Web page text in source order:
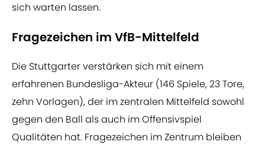
sich warten lassen.
Fragezeichen im VfB-Mittelfeld
Die Stuttgarter verstärken sich mit einem
erfahrenen Bundesliga-Akteur (146 Spiele, 23 Tore,
zehn Vorlagen), der im zentralen Mittelfeld sowohl
gegen den Ball als auch im Offensivspiel
Qualitäten hat. Fragezeichen im Zentrum bleiben